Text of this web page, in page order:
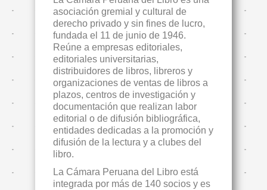
asociación gremial y cultural de
derecho privado y sin fines de lucro,
fundada el 11 de junio de 1946.
Reúne a empresas editoriales,
editoriales universitarias,
distribuidores de libros, libreros y
organizaciones de ventas de libros a
plazos, centros de investigación y
documentación que realizan labor
editorial o de difusión bibliográfica,
entidades dedicadas a la promoción y
difusión de la lectura y a clubes del
libro.
La Cámara Peruana del Libro está
integrada por más de 140 socios y es